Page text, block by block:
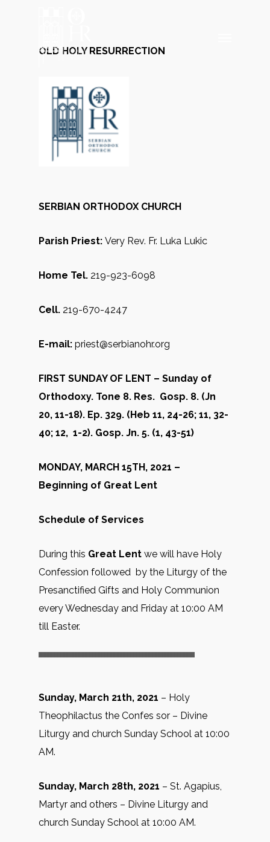
OLD HOLY RESURRECTION
SERBIAN ORTHODOX CHURCH
Parish Priest: Very Rev. Fr. Luka Lukic
Home Tel. 219-923-6098
Cell. 219-670-4247
E-mail: priest@serbianohr.org
FIRST SUNDAY OF LENT – Sunday of
Orthodoxy. Tone 8. Res. Gosp. 8. (Jn
20, 11-18). Ep. 329. (Heb 11, 24-26; 11, 32-
40; 12, 1-2). Gosp. Jn. 5. (1, 43-51)
MONDAY, MARCH 15TH, 2021 –
Beginning of Great Lent
Schedule of Services
During this Great Lent we will have Holy
Confession followed by the Liturgy of the
Presanctified Gifts and Holy Communion
every Wednesday and Friday at 10:00 AM
till Easter.
Sunday, March 21th, 2021 – Holy
Theophilactus the Confes sor – Divine
Liturgy and church Sunday School at 10:00
AM.
Sunday, March 28th, 2021 – St. Agapius,
Martyr and others – Divine Liturgy and
church Sunday School at 10:00 AM.